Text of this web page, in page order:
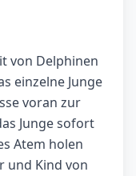
von Delphinen
einzelne Junge
voran zur
Junge sofort
Atem holen
und Kind von